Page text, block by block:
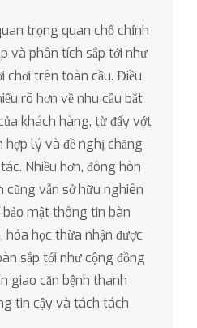
trọng quan chổ chính
và phân tích sắp tới như
chơi trên toàn cầu. Điều
rõ hơn về nhu cầu bắt
khách hàng, từ đấy vớt
hợp lý và đề nghị chăng
Nhiều hơn, đông hòn
cũng vẫn sở hữu nghiên
bảo mật thông tin bàn
học thừa nhận được
sắp tới như cộng đồng
giao căn bệnh thanh
tin cậy và tách tách